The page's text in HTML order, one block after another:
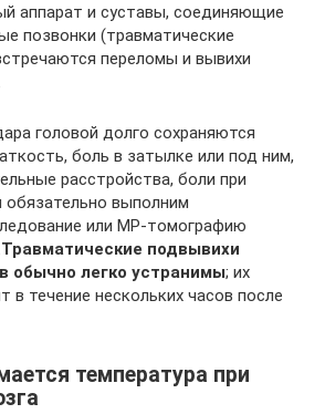
аппарат и суставы, соединяющие
позвонки (травматические
переломы и вывихи
головой долго сохраняются
боль в затылке или под ним,
расстройства, боли при
выполним
или МР-томографию
Травматические подвывихи
обычно легко устранимы; их
в течение нескольких часов после
температура при